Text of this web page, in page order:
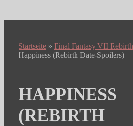
Startseite » Final Fantasy VII Rebirth
Happiness (Rebirth Date-Spoilers)
HAPPINESS
(REBIRTH